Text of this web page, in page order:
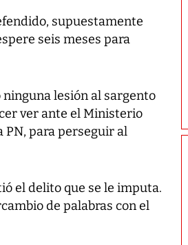
supuestamente
seis meses para
ninguna lesión al sargento
ver ante el Ministerio
PN, para perseguir al
el delito que se le imputa.
de palabras con el